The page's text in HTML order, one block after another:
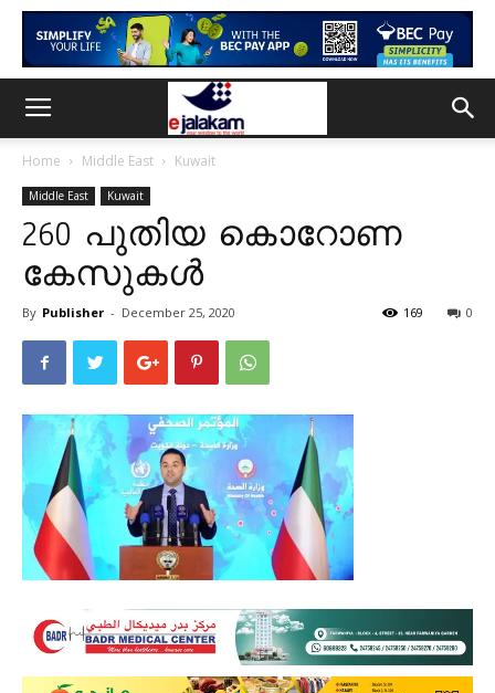
Home Middle East Kuwait
Middle East Kuwait
260 പുതിയ കൊറോണ
കേസുകൾ
By Publisher - December 25, 2020 0
169